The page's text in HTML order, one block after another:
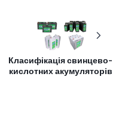
Класифікація свинцево-
кислотних акумуляторів